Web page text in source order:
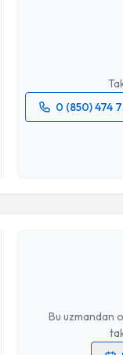
0 (850) 474
Bu uzmandan
Randevu Takvimi
Op. Dr. Tuba Yangılar